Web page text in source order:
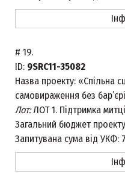
# 19.
ID: 9SRC11-35082
Назва проекту: «Спільна
самовираження без
Лот:ЛОТ 1. Підтримка
Загальний бюджет
Запитувана сума від УКФ: